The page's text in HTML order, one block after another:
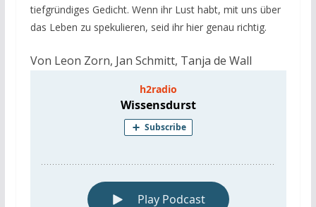
tiefgründiges Gedicht. Wenn ihr Lust habt, mit uns über
das Leben zu spekulieren, seid ihr hier genau richtig.
Von Leon Zorn, Jan Schmitt, Tanja de Wall